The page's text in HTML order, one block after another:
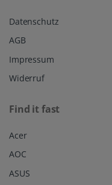
Datenschutz
AGB
Impressum
Widerruf
Find it fast
Acer
AOC
ASUS